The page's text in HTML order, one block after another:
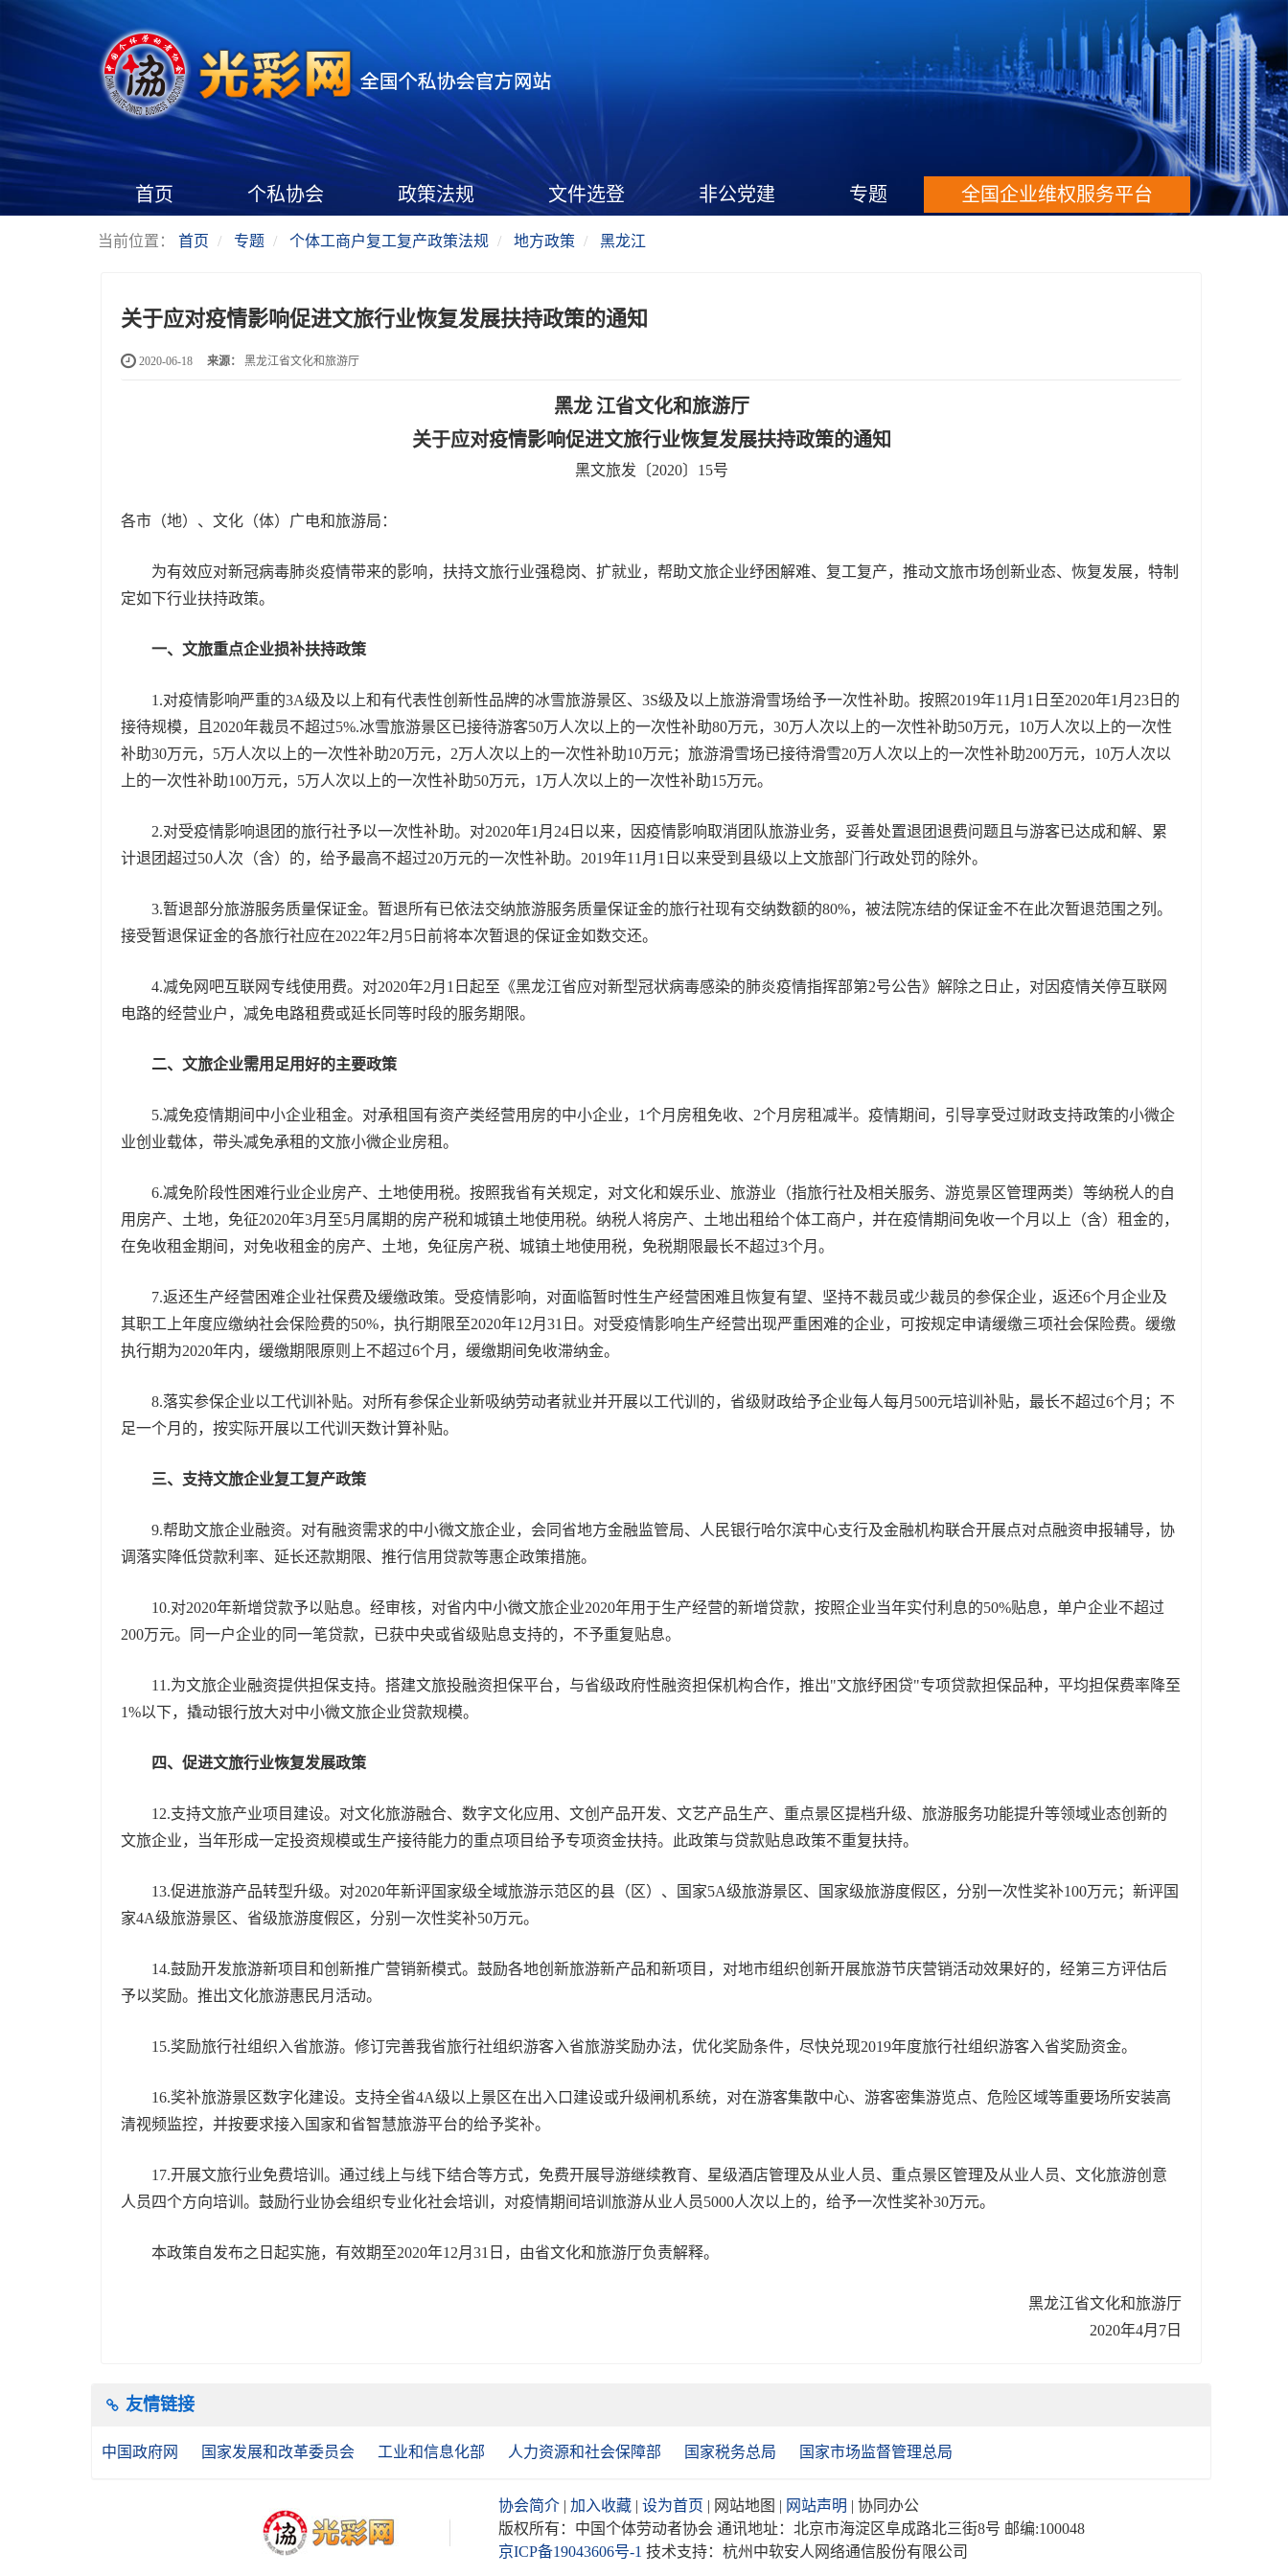
首页 个私协会 政策法规 文件选登 非公党建 专题 全国企业维权服务平台
当前位置： 首页 专题 个体工商户复工复产政策法规 地方政策 黑龙江
关于应对疫情影响促进文旅行业恢复发展扶持政策的通知
2020-06-18 来源： 黑龙江省文化和旅游厅
黑龙 江省文化和旅游厅
关于应对疫情影响促进文旅行业恢复发展扶持政策的通知
黑文旅发〔2020〕15号
各市（地）、文化（体）广电和旅游局：
为有效应对新冠病毒肺炎疫情带来的影响，扶持文旅行业强稳岗、扩就业，帮助文旅企业纾困解难、复工复产，推动文旅市场创新业态、恢复发展，特制
定如下行业扶持政策。
一、文旅重点企业损补扶持政策
1.对疫情影响严重的3A级及以上和有代表性创新性品牌的冰雪旅游景区、3S级及以上旅游滑雪场给予一次性补助。按照2019年11月1日至2020年1月23日的
接待规模，且2020年裁员不超过5%.冰雪旅游景区已接待游客50万人次以上的一次性补助80万元，30万人次以上的一次性补助50万元，10万人次以上的一次性
补助30万元，5万人次以上的一次性补助20万元，2万人次以上的一次性补助10万元；旅游滑雪场已接待滑雪20万人次以上的一次性补助200万元，10万人次以
上的一次性补助100万元，5万人次以上的一次性补助50万元，1万人次以上的一次性补助15万元。
2.对受疫情影响退团的旅行社予以一次性补助。对2020年1月24日以来，因疫情影响取消团队旅游业务，妥善处置退团退费问题且与游客已达成和解、累
计退团超过50人次（含）的，给予最高不超过20万元的一次性补助。2019年11月1日以来受到县级以上文旅部门行政处罚的除外。
3.暂退部分旅游服务质量保证金。暂退所有已依法交纳旅游服务质量保证金的旅行社现有交纳数额的80%，被法院冻结的保证金不在此次暂退范围之列。
接受暂退保证金的各旅行社应在2022年2月5日前将本次暂退的保证金如数交还。
4.减免网吧互联网专线使用费。对2020年2月1日起至《黑龙江省应对新型冠状病毒感染的肺炎疫情指挥部第2号公告》解除之日止，对因疫情关停互联网
电路的经营业户，减免电路租费或延长同等时段的服务期限。
二、文旅企业需用足用好的主要政策
5.减免疫情期间中小企业租金。对承租国有资产类经营用房的中小企业，1个月房租免收、2个月房租减半。疫情期间，引导享受过财政支持政策的小微企
业创业载体，带头减免承租的文旅小微企业房租。
6.减免阶段性困难行业企业房产、土地使用税。按照我省有关规定，对文化和娱乐业、旅游业（指旅行社及相关服务、游览景区管理两类）等纳税人的自
用房产、土地，免征2020年3月至5月属期的房产税和城镇土地使用税。纳税人将房产、土地出租给个体工商户，并在疫情期间免收一个月以上（含）租金的，
在免收租金期间，对免收租金的房产、土地，免征房产税、城镇土地使用税，免税期限最长不超过3个月。
7.返还生产经营困难企业社保费及缓缴政策。受疫情影响，对面临暂时性生产经营困难且恢复有望、坚持不裁员或少裁员的参保企业，返还6个月企业及
其职工上年度应缴纳社会保险费的50%，执行期限至2020年12月31日。对受疫情影响生产经营出现严重困难的企业，可按规定申请缓缴三项社会保险费。缓缴
执行期为2020年内，缓缴期限原则上不超过6个月，缓缴期间免收滞纳金。
8.落实参保企业以工代训补贴。对所有参保企业新吸纳劳动者就业并开展以工代训的，省级财政给予企业每人每月500元培训补贴，最长不超过6个月；不
足一个月的，按实际开展以工代训天数计算补贴。
三、支持文旅企业复工复产政策
9.帮助文旅企业融资。对有融资需求的中小微文旅企业，会同省地方金融监管局、人民银行哈尔滨中心支行及金融机构联合开展点对点融资申报辅导，协
调落实降低贷款利率、延长还款期限、推行信用贷款等惠企政策措施。
10.对2020年新增贷款予以贴息。经审核，对省内中小微文旅企业2020年用于生产经营的新增贷款，按照企业当年实付利息的50%贴息，单户企业不超过
200万元。同一户企业的同一笔贷款，已获中央或省级贴息支持的，不予重复贴息。
11.为文旅企业融资提供担保支持。搭建文旅投融资担保平台，与省级政府性融资担保机构合作，推出"文旅纾困贷"专项贷款担保品种，平均担保费率降至
1%以下，撬动银行放大对中小微文旅企业贷款规模。
四、促进文旅行业恢复发展政策
12.支持文旅产业项目建设。对文化旅游融合、数字文化应用、文创产品开发、文艺产品生产、重点景区提档升级、旅游服务功能提升等领域业态创新的
文旅企业，当年形成一定投资规模或生产接待能力的重点项目给予专项资金扶持。此政策与贷款贴息政策不重复扶持。
13.促进旅游产品转型升级。对2020年新评国家级全域旅游示范区的县（区）、国家5A级旅游景区、国家级旅游度假区，分别一次性奖补100万元；新评国
家4A级旅游景区、省级旅游度假区，分别一次性奖补50万元。
14.鼓励开发旅游新项目和创新推广营销新模式。鼓励各地创新旅游新产品和新项目，对地市组织创新开展旅游节庆营销活动效果好的，经第三方评估后
予以奖励。推出文化旅游惠民月活动。
15.奖励旅行社组织入省旅游。修订完善我省旅行社组织游客入省旅游奖励办法，优化奖励条件，尽快兑现2019年度旅行社组织游客入省奖励资金。
16.奖补旅游景区数字化建设。支持全省4A级以上景区在出入口建设或升级闸机系统，对在游客集散中心、游客密集游览点、危险区域等重要场所安装高
清视频监控，并按要求接入国家和省智慧旅游平台的给予奖补。
17.开展文旅行业免费培训。通过线上与线下结合等方式，免费开展导游继续教育、星级酒店管理及从业人员、重点景区管理及从业人员、文化旅游创意
人员四个方向培训。鼓励行业协会组织专业化社会培训，对疫情期间培训旅游从业人员5000人次以上的，给予一次性奖补30万元。
本政策自发布之日起实施，有效期至2020年12月31日，由省文化和旅游厅负责解释。
黑龙江省文化和旅游厅
2020年4月7日
友情链接
中国政府网 国家发展和改革委员会 工业和信息化部 人力资源和社会保障部 国家税务总局 国家市场监督管理总局
协会简介 | 加入收藏 | 设为首页 | 网站地图 | 网站声明 | 协同办公
版权所有：中国个体劳动者协会 通讯地址：北京市海淀区阜成路北三街8号 邮编:100048
京ICP备19043606号-1 技术支持：杭州中软安人网络通信股份有限公司